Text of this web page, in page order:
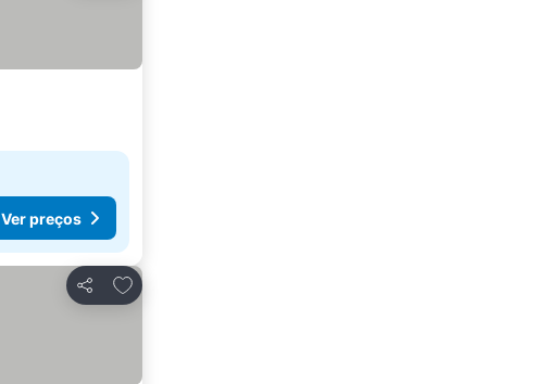
Ver preços
Partilhar
Adicionar aos favoritos